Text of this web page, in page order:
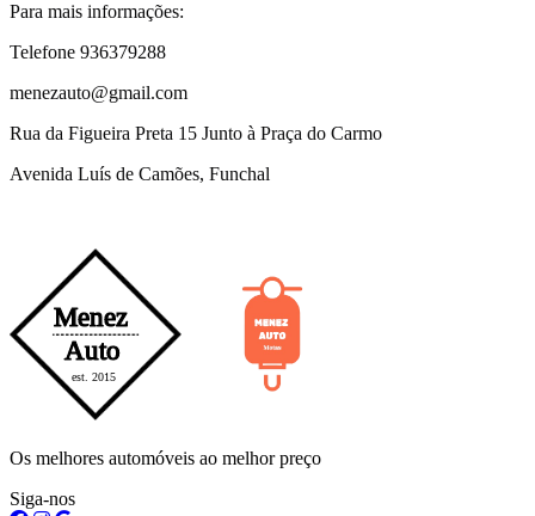
Para mais informações:
Telefone 936379288
menezauto@gmail.com
Rua da Figueira Preta 15 Junto à Praça do Carmo
Avenida Luís de Camões, Funchal
Os melhores automóveis ao melhor preço
Siga-nos